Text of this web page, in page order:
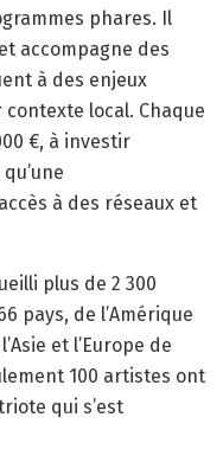
phares. Il
accompagne des
à des enjeux
local. Chaque
€, à investir
à des réseaux et
plus de 2 300
pays, de l’Amérique
et l’Europe de
100 artistes ont
qui s’est